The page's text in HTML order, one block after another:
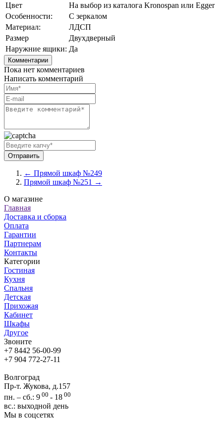
Цвет
На выбор из каталога Kronospan или Egger
Особенности:
С зеркалом
Материал:
ЛДСП
Размер
Двухдверный
Наружние ящики: Да
Комментарии
Пока нет комментариев
Написать комментарий
← Прямой шкаф №249
Прямой шкаф №251 →
О магазине
Главная
Доставка и сборка
Оплата
Гарантии
Партнерам
Контакты
Категории
Гостиная
Кухня
Спальня
Детская
Прихожая
Кабинет
Шкафы
Другое
Звоните
+7 8442 56-00-99
+7 904 772-27-11
Волгоград
Пр-т. Жукова, д.157
пн. – сб.: 9 00 - 18 00
вс.: выходной день
Мы в соцсетях